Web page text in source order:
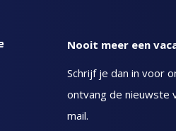
Nooit meer een
Schrijf je dan in voor
ontvang de nieuwste
mail.